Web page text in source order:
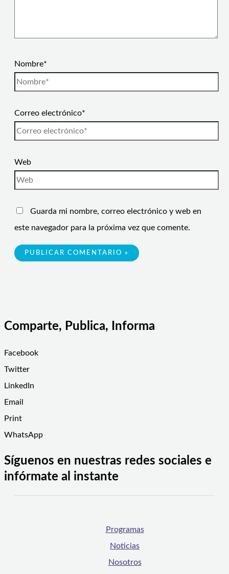
Nombre*
Correo electrónico*
Web
Guarda mi nombre, correo electrónico y web en
este navegador para la próxima vez que comente.
Comparte, Publica, Informa
Facebook
Twitter
LinkedIn
Email
Print
WhatsApp
Síguenos en nuestras redes sociales e
infórmate al instante
Programas
Noticias
Nosotros